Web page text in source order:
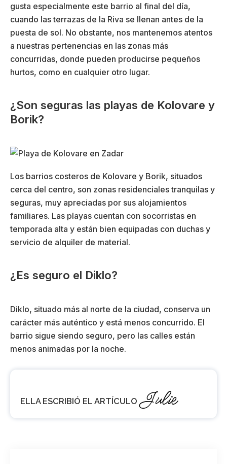
gusta especialmente este barrio al final del día,
cuando las terrazas de la Riva se llenan antes de la
puesta de sol. No obstante, nos mantenemos atentos
a nuestras pertenencias en las zonas más
concurridas, donde pueden producirse pequeños
hurtos, como en cualquier otro lugar.
¿Son seguras las playas de Kolovare y
Borik?
Los barrios costeros de Kolovare y Borik, situados
cerca del centro, son zonas residenciales tranquilas y
seguras, muy apreciadas por sus alojamientos
familiares. Las playas cuentan con socorristas en
temporada alta y están bien equipadas con duchas y
servicio de alquiler de material.
¿Es seguro el Diklo?
Diklo, situado más al norte de la ciudad, conserva un
carácter más auténtico y está menos concurrido. El
barrio sigue siendo seguro, pero las calles están
menos animadas por la noche.
ELLA ESCRIBIÓ EL ARTÍCULO Julie